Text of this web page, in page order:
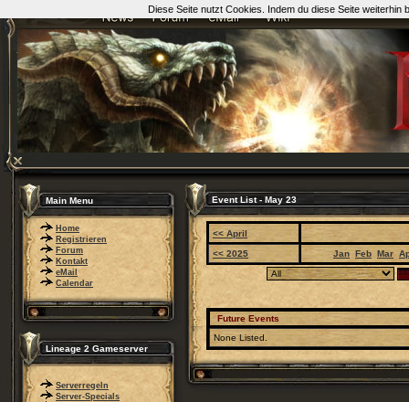
Main Menu
Home
Registrieren
Forum
Kontakt
eMail
Calendar
Lineage 2 Gameserver
Serverregeln
Server-Specials
Event List - May 23
<< April
<< 2025
Jan Feb Mar
Future Events
None Listed.
Diese Seite nutzt Cookies. Indem du diese Seite